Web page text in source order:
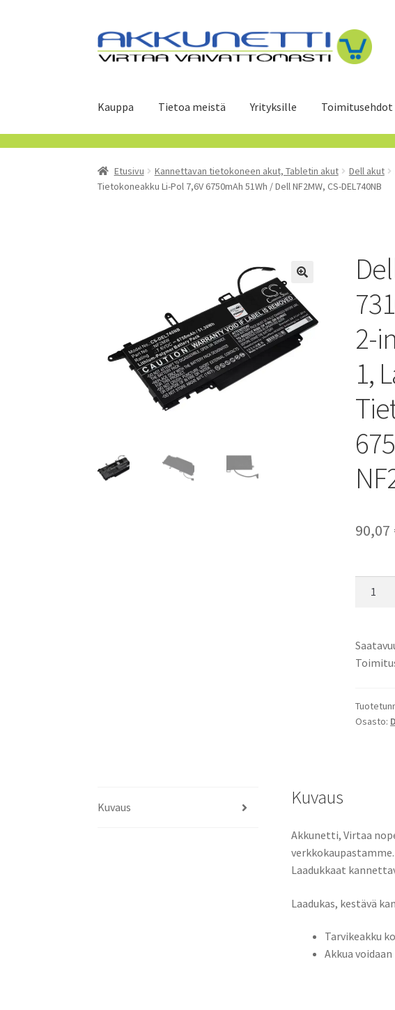
Siirry
navigointiin
Siirry
sisältöön
Kauppa Tietoa meistä Yrityksille Toimitusehdot
Etusivu Kannettavan tietokoneen akut, Tabletin akut Dell akut
Tietokoneakku Li-Pol 7,6V 6750mAh 51Wh / Dell NF2MW, CS-DEL740NB
2-
1,
90,07
7310
2-
1,
Latitude
Latitude
2-
in-
Osasto:
Kuvaus Kuvaus
Akkunetti, Virtaa
verkkokaupastamme.
Laadukkaat
Laadukas, kestävä
Tarvikeakku
Akkua